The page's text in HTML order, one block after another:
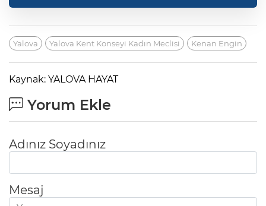
Yalova Yalova Kent Konseyi Kadın Meclisi Kenan Engin
Kaynak: YALOVA HAYAT
Yorum Ekle
Adınız Soyadınız
Mesaj